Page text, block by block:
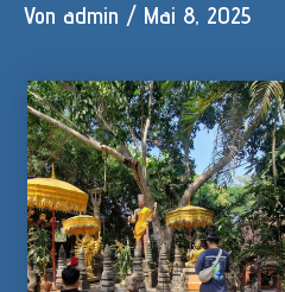
Von admin / Mai 8, 2025